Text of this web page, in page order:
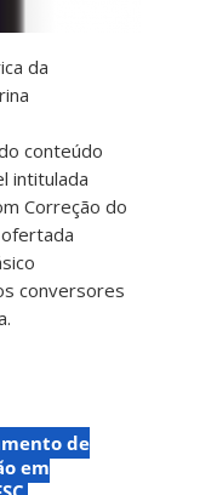
da
conteúdo
intitulada
Correção do
conversores
de
em